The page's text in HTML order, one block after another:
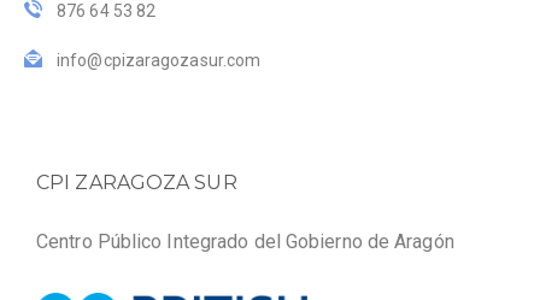
876 64 53 82
info@cpizaragozasur.com
CPI ZARAGOZA SUR
Centro Público Integrado del Gobierno de Aragón